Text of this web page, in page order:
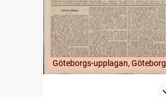
Göteborgs-upplagan, Göteborg